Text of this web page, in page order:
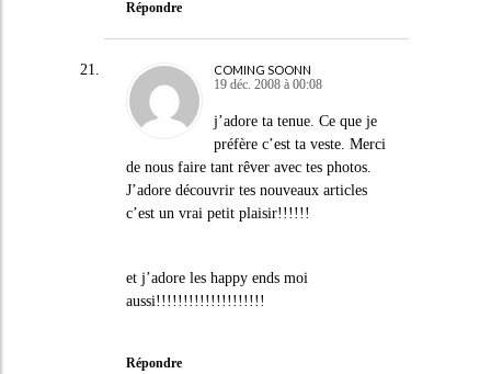
Répondre
COMING SOONN
19 déc. 2008 à 00:08
j’adore ta tenue. Ce que je
préfère c’est ta veste. Merci
de nous faire tant rêver avec tes photos.
J’adore découvrir tes nouveaux articles
c’est un vrai petit plaisir!!!!!!
et j’adore les happy ends moi
aussi!!!!!!!!!!!!!!!!!!!!
Répondre